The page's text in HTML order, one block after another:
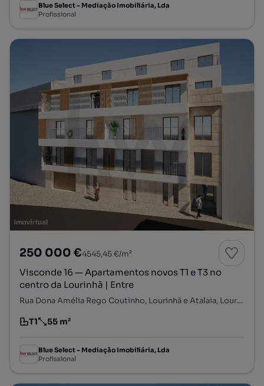
Blue Select - Mediação Imobiliária, Lda
Profissional
250 000 €4545,45 €/m²
Visconde 16 — Apartamentos novos T1 e T3 no
centro da Lourinhã | Entre
Rua Dona Amélia Rego Coutinho, Lourinhã e Atalaia, Lourinhã, Lisboa
Tipologia
T1
Preço por metro quadrado
55 m²
Blue Select - Mediação Imobiliária, Lda
Profissional